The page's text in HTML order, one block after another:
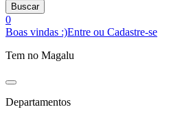
Buscar
0
Boas vindas :)Entre ou Cadastre-se
Tem no Magalu
Departamentos